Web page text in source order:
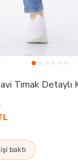
Tırnak
baktı